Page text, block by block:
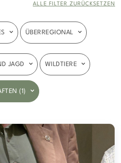
ALLE FILTER ZURÜCKSETZEN
ÜBERREGIONAL
JAGD WILDTIERE
(1)